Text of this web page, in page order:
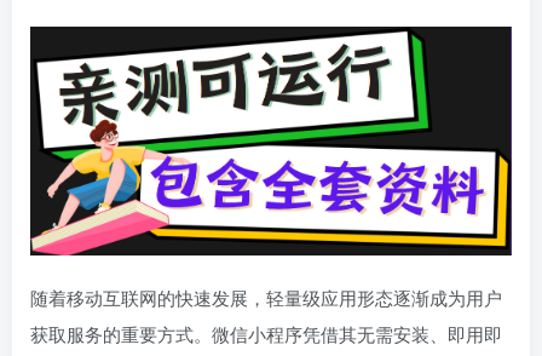
随着移动互联网的快速发展，轻量级应用形态逐渐成为用户
获取服务的重要方式。微信小程序凭借其无需安装、即用即